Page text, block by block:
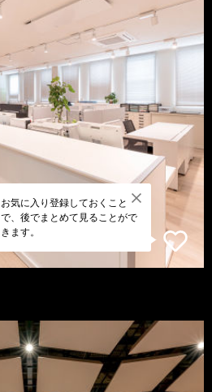
お気に入り登録しておくこと
で、後でまとめて見ることがで
きます。